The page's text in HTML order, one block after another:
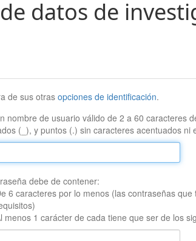
datos de
de sus otrasopciones de identificación.
nombre de usuario válido de 2 a 60 caracteres
(_), y puntos (.) sin caracteres acentuados ni
debe de contener:
6 caracteres por lo menos (las contraseñas
menos 1 carácter de cada tiene que ser de los